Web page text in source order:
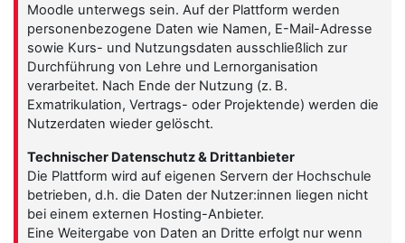
Moodle unterwegs sein. Auf der Plattform werden
personenbezogene Daten wie Namen, E-Mail-Adresse
sowie Kurs- und Nutzungsdaten ausschließlich zur
Durchführung von Lehre und Lernorganisation
verarbeitet. Nach Ende der Nutzung (z. B.
Exmatrikulation, Vertrags- oder Projektende) werden die
Nutzerdaten wieder gelöscht.
Technischer Datenschutz & Drittanbieter
Die Plattform wird auf eigenen Servern der Hochschule
betrieben, d.h. die Daten der Nutzer:innen liegen nicht
bei einem externen Hosting-Anbieter.
Eine Weitergabe von Daten an Dritte erfolgt nur wenn